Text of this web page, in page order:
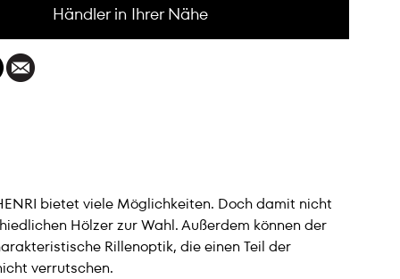
Händler in Ihrer Nähe
bietet viele Möglichkeiten. Doch damit nicht
Hölzer zur Wahl. Außerdem können der
Rillenoptik, die einen Teil der
verrutschen.